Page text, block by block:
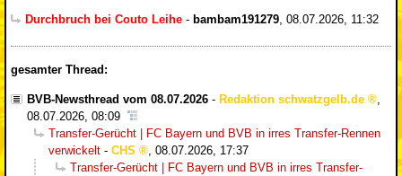
Durchbruch bei Couto Leihe - bambam191279, 08.07.2026, 11:32
gesamter Thread:
BVB-Newsthread vom 08.07.2026 - Redaktion schwatzgelb.de
08.07.2026, 08:09
Transfer-Gerücht | FC Bayern und BVB in irres Transfer-Rennen
verwickelt - CHS
08.07.2026, 17:37
Transfer-Gerücht | FC Bayern und BVB in irres Transfer-